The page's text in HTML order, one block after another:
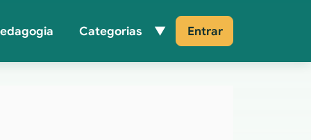
Categorias Entrar